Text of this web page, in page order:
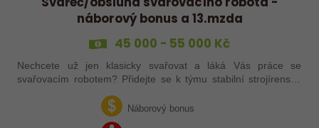
náborový bonus a 13.mzda
45 000 - 55 000 Kč
Nechcete už jen klasicky svařovat a láká Vás práce se
svařovacím robotem? Přidejte se k týmu stabilní strojírenské
společnosti v Hranicích a využijte své zkušenosti se
svařováním v moderní výrobě.…
Náborový bonus